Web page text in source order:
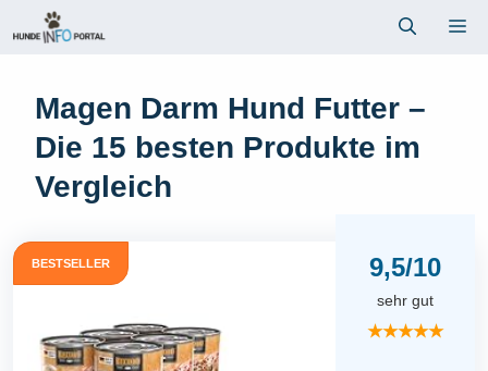
Inhalt
Magen Darm Hund Futter –
Die 15 besten Produkte im
Vergleich
BESTSELLER 9,5/10
sehr gut
★★★★★